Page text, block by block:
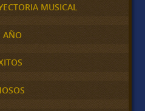
MUSICAL
AÑO